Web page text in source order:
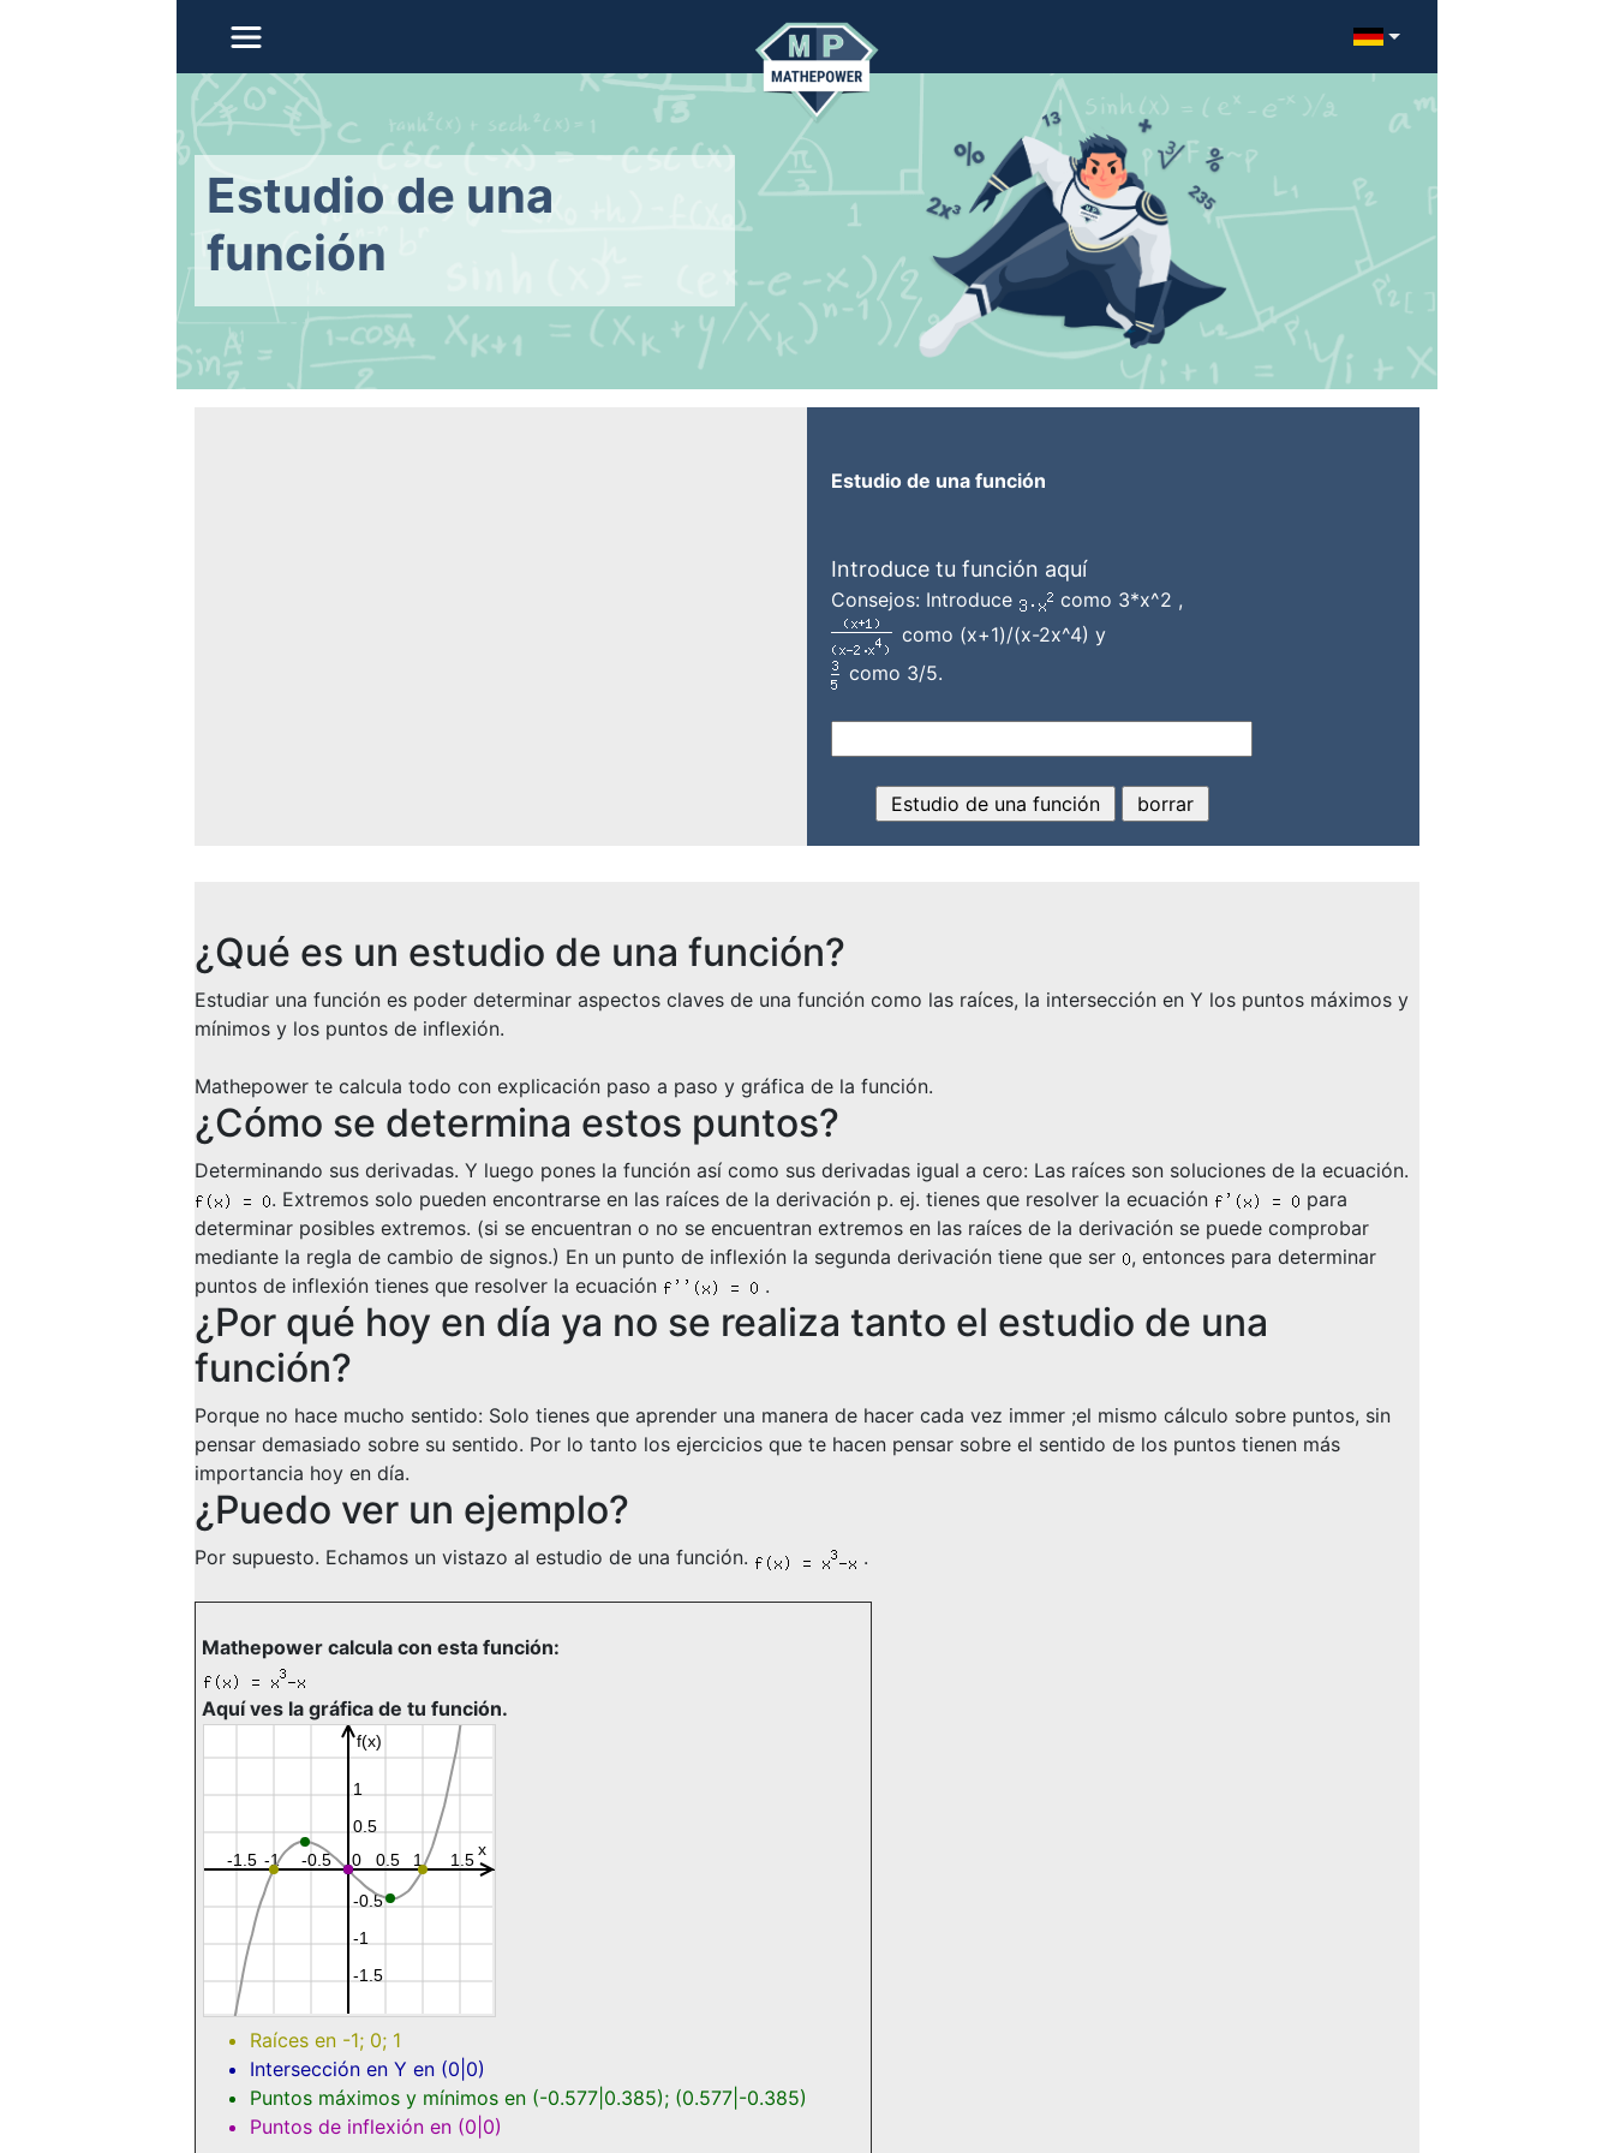
Estudio de una
función
Estudio de una función
Introduce tu función aquí
Consejos: Introduce
como 3*x^2 ,
como (x+1)/(x-2x^4) y
como 3/5.
¿Qué es un estudio de una función?
Estudiar una función es poder determinar aspectos claves de una función como las raíces, la intersección en Y los puntos máximos y
mínimos y los puntos de inflexión.
Mathepower te calcula todo con explicación paso a paso y gráfica de la función.
¿Cómo se determina estos puntos?
Determinando sus derivadas. Y luego pones la función así como sus derivadas igual a cero: Las raíces son soluciones de la ecuación.
. Extremos solo pueden encontrarse en las raíces de la derivación p. ej. tienes que resolver la ecuación
para
determinar posibles extremos. (si se encuentran o no se encuentran extremos en las raíces de la derivación se puede comprobar
mediante la regla de cambio de signos.) En un punto de inflexión la segunda derivación tiene que ser
, entonces para determinar
puntos de inflexión tienes que resolver la ecuación
.
¿Por qué hoy en día ya no se realiza tanto el estudio de una
función?
Porque no hace mucho sentido: Solo tienes que aprender una manera de hacer cada vez immer ;el mismo cálculo sobre puntos, sin
pensar demasiado sobre su sentido. Por lo tanto los ejercicios que te hacen pensar sobre el sentido de los puntos tienen más
importancia hoy en día.
¿Puedo ver un ejemplo?
Por supuesto. Echamos un vistazo al estudio de una función. .
Mathepower calcula con esta función:
Aquí ves la gráfica de tu función.
Raíces en -1; 0; 1
Intersección en Y en (0|0)
Puntos máximos y mínimos en (-0.577|0.385); (0.577|-0.385)
Puntos de inflexión en (0|0)